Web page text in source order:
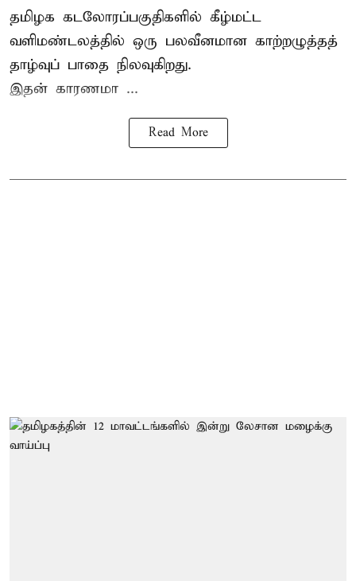
தமிழக கடலோரப்பகுதிகளில் கீழ்மட்ட
வளிமண்டலத்தில் ஒரு பலவீனமான காற்றழுத்தத்
தாழ்வுப் பாதை நிலவுகிறது.
இதன் காரணமா ...
Read More